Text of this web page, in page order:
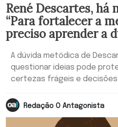
René Descartes, há
“Para fortalecer a
preciso aprender a
A dúvida metódica de
questionar ideias pode
certezas frágeis e decisões
Redação O Antagonista